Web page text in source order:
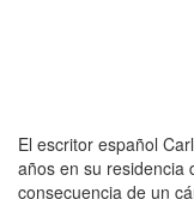
El escritor español
años en su residencia
consecuencia de un